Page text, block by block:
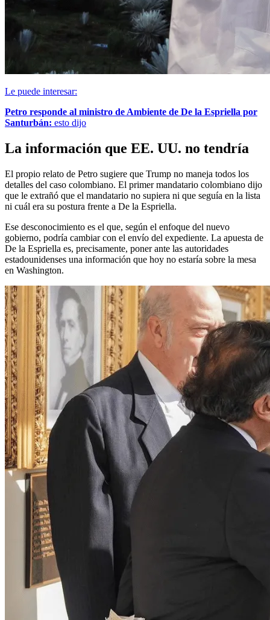
Le puede interesar:
Petro responde al ministro de Ambiente de De la Espriella por
Santurbán: esto dijo
La información que EE. UU. no tendría
El propio relato de Petro sugiere que Trump no maneja todos los
detalles del caso colombiano. El primer mandatario colombiano dijo
que le extrañó que el mandatario no supiera ni que seguía en la lista
ni cuál era su postura frente a De la Espriella.
Ese desconocimiento es el que, según el enfoque del nuevo
gobierno, podría cambiar con el envío del expediente. La apuesta de
De la Espriella es, precisamente, poner ante las autoridades
estadounidenses una información que hoy no estaría sobre la mesa
en Washington.